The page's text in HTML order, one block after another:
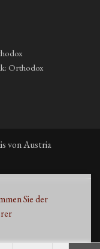
Sie der
Orthodox
von Austria